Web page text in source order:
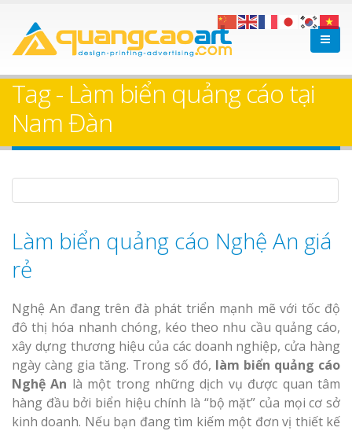
Tag - Làm biển quảng cáo tại
Nam Đàn
Làm biển quảng cáo Nghệ An giá
rẻ
Nghệ An đang trên đà phát triển mạnh mẽ với tốc độ
đô thị hóa nhanh chóng, kéo theo nhu cầu quảng cáo,
xây dựng thương hiệu của các doanh nghiệp, cửa hàng
ngày càng gia tăng. Trong số đó, làm biển quảng cáo
Nghệ An là một trong những dịch vụ được quan tâm
hàng đầu bởi biển hiệu chính là “bộ mặt” của mọi cơ sở
kinh doanh. Nếu bạn đang tìm kiếm một đơn vị thiết kế
Làm bảng hiệu gỗ tại
theo yêu cầu
Làm bảng hiệu gỗ tại
Biên Hòa
Làm Biển
Làm bảng
Dương
Thi công
cáo Thuận
Dương